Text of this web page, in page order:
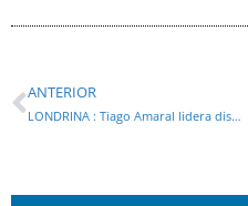
ANTERIOR
LONDRINA : Tiago Amaral lidera disputa à Prefeitura, com chances de ganhar no 1º turno, diz pesquisa